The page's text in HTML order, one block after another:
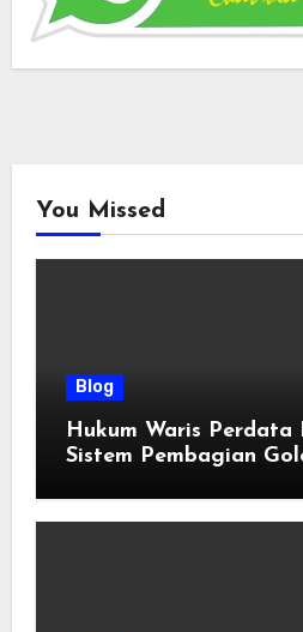
You Missed
Blog
Hukum Waris Perdata
Sistem Pembagian